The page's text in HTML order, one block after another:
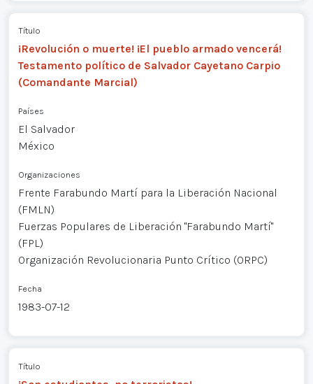
Título
¡Revolución o muerte! ¡El pueblo armado vencerá!
Testamento político de Salvador Cayetano Carpio
(Comandante Marcial)
Países
El Salvador
México
Organizaciones
Frente Farabundo Martí para la Liberación Nacional
(FMLN)
Fuerzas Populares de Liberación "Farabundo Martí"
(FPL)
Organización Revolucionaria Punto Crítico (ORPC)
Fecha
1983-07-12
Título